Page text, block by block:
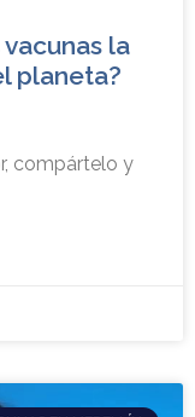
la
planeta?
compártelo y